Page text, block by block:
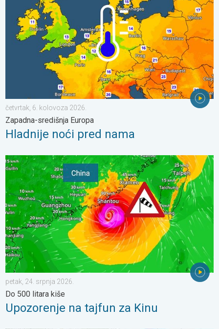
četvrtak, 6. kolovoza 2026.
Zapadna-središnja Europa
Hladnije noći pred nama
Upozorenje na tajfun za Kinu. Do 500 litara kiše. . . petak, 24.
petak, 24. srpnja 2026.
Do 500 litara kiše
Upozorenje na tajfun za Kinu